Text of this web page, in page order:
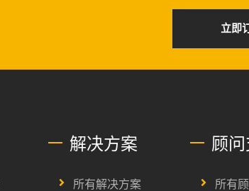
立即
解决方案
所有解决方案
顾
所有